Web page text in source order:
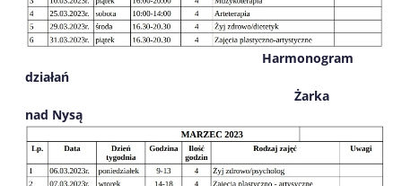
Harmonogram
działań
Żarka
nad Nysą